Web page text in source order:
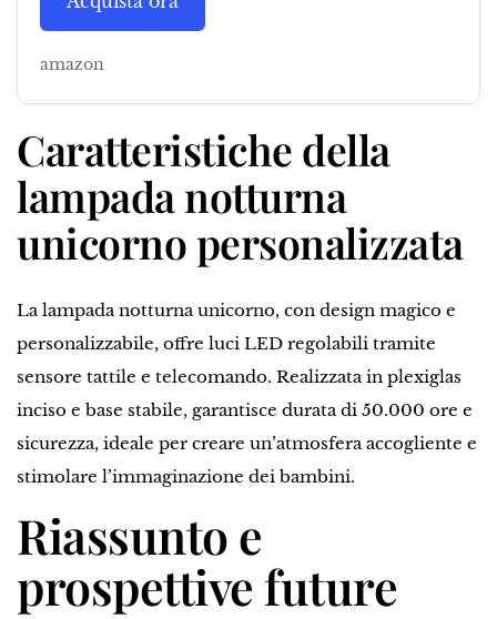
amazon
Caratteristiche della
lampada notturna
unicorno personalizzata
La lampada notturna unicorno, con design magico e
personalizzabile, offre luci LED regolabili tramite
sensore tattile e telecomando. Realizzata in plexiglas
inciso e base stabile, garantisce durata di 50.000 ore e
sicurezza, ideale per creare un’atmosfera accogliente e
stimolare l’immaginazione dei bambini.
Riassunto e
prospettive future